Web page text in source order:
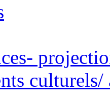
culturels/